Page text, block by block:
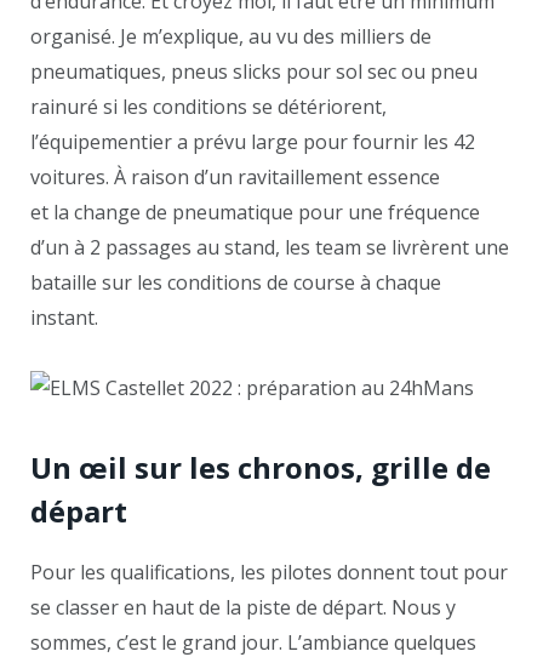
organisé. Je m’explique, au vu des milliers de
pneumatiques, pneus slicks pour sol sec ou pneu
rainuré si les conditions se détériorent,
l’équipementier a prévu large pour fournir les 42
voitures. À raison d’un ravitaillement essence
et la change de pneumatique pour une fréquence
d’un à 2 passages au stand, les team se livrèrent une
bataille sur les conditions de course à chaque
instant.
Un œil sur les chronos, grille de
départ
Pour les qualifications, les pilotes donnent tout pour
se classer en haut de la piste de départ. Nous y
sommes, c’est le grand jour. L’ambiance quelques